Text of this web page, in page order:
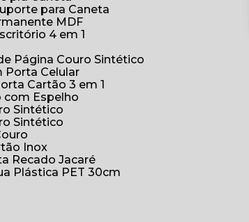
para Caneta
MDF
4 em 1
de Página Couro Sintético
Porta Celular
Porta Cartão 3 em 1
com Espelho
Sintético
Sintético
Inox
Recado Jacaré
Plástica PET 30cm